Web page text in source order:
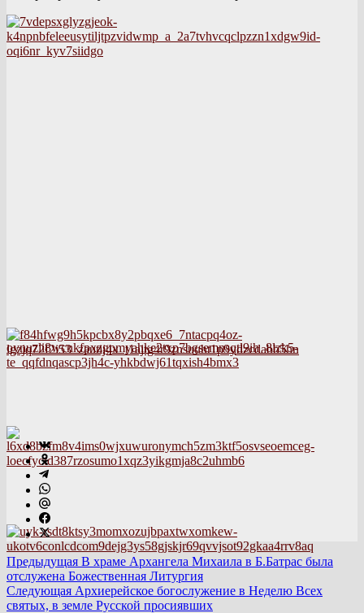
Предыдущая В храме Архангела Михаила в Б.Батрас была
отслужена Божественная Литургия
Следующая Архиерейское богослужение в Неделю Всех
святых, в земле Русской просиявших